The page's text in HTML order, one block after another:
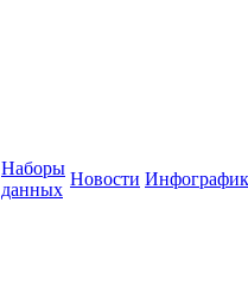
Наборы
данных
Новости